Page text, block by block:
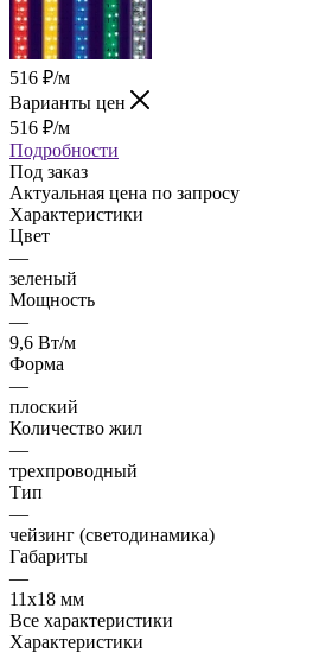
516 ₽/м
Варианты цен
516 ₽/м
Подробности
Под заказ
Актуальная цена по запросу
Характеристики
Цвет
—
зеленый
Мощность
—
9,6 Вт/м
Форма
—
плоский
Количество жил
—
трехпроводный
Тип
—
чейзинг (светодинамика)
Габариты
—
11х18 мм
Все характеристики
Характеристики